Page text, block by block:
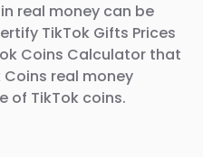
real money can be
TikTok Gifts Prices
Coins Calculator that
real money
of TikTok coins.